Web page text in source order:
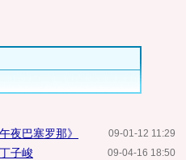
09-01-12 11:29
夜巴塞罗那》
09-04-16 18:50
子峻